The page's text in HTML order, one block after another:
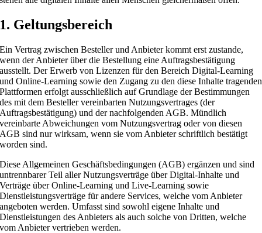
1. Geltungsbereich
Ein Vertrag zwischen Besteller und Anbieter kommt erst zustande,
wenn der Anbieter über die Bestellung eine Auftragsbestätigung
ausstellt. Der Erwerb von Lizenzen für den Bereich Digital-Learning
und Online-Learning sowie den Zugang zu den diese Inhalte tragenden
Plattformen erfolgt ausschließlich auf Grundlage der Bestimmungen
des mit dem Besteller vereinbarten Nutzungsvertrages (der
Auftragsbestätigung) und der nachfolgenden AGB. Mündlich
vereinbarte Abweichungen vom Nutzungsvertrag oder von diesen
AGB sind nur wirksam, wenn sie vom Anbieter schriftlich bestätigt
worden sind.
Diese Allgemeinen Geschäftsbedingungen (AGB) ergänzen und sind
untrennbarer Teil aller Nutzungsverträge über Digital-Inhalte und
Verträge über Online-Learning und Live-Learning sowie
Dienstleistungsverträge für andere Services, welche vom Anbieter
angeboten werden. Umfasst sind sowohl eigene Inhalte und
Dienstleistungen des Anbieters als auch solche von Dritten, welche
vom Anbieter vertrieben werden.